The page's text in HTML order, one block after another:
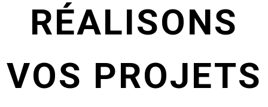
RÉALISONS
VOS PROJETS